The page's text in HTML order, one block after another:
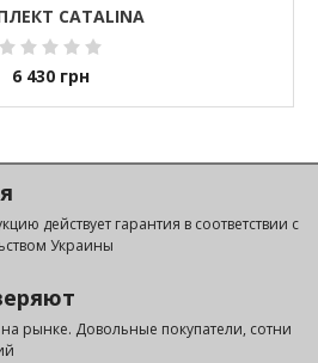
CATALINA
6 430 грн
действует гарантия в соответствии с
Украины
рынке. Довольные покупатели, сотни